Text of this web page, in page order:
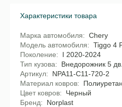
Характеристики товара
Марка автомобиля
Chery
Модель автомобиля
Tiggo 4
Поколение
I 2020-2024
Тип кузова
Внедорожник 5 дв.
Артикул
NPA11-C11-720-2
Материал ковров
Цвет ковров
Черный
Бренд
Norplast